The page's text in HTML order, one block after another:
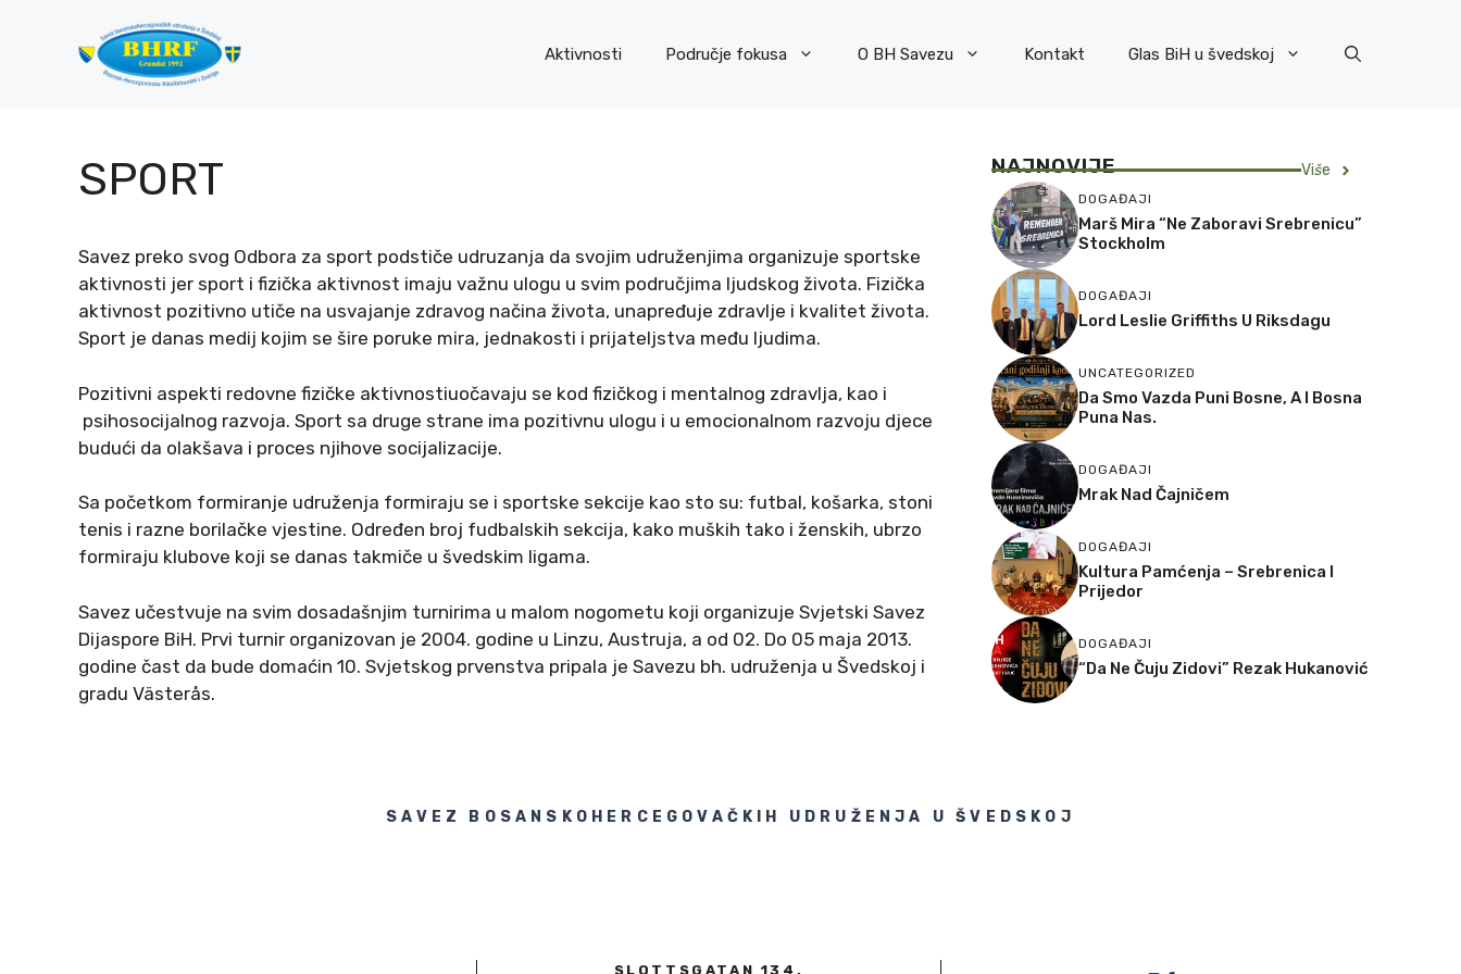
Aktivnosti Područje fokusa O BH Savezu Kontakt Glas BiH u švedskoj
SPORT
Savez preko svog Odbora za sport podstiče udruzanja da svojim udruženjima organizuje sportske
aktivnosti jer sport i fizička aktivnost imaju važnu ulogu u svim područjima ljudskog života. Fizička
aktivnost pozitivno utiče na usvajanje zdravog načina života, unapređuje zdravlje i kvalitet života.
Sport je danas medij kojim se šire poruke mira, jednakosti i prijateljstva među ljudima.
Pozitivni aspekti redovne fizičke aktivnostiuočavaju se kod fizičkog i mentalnog zdravlja, kao i
psihosocijalnog razvoja. Sport sa druge strane ima pozitivnu ulogu i u emocionalnom razvoju djece
budući da olakšava i proces njihove socijalizacije.
Sa početkom formiranje udruženja formiraju se i sportske sekcije kao sto su: futbal, košarka, stoni
tenis i razne borilačke vjestine. Određen broj fudbalskih sekcija, kako muških tako i ženskih, ubrzo
formiraju klubove koji se danas takmiče u švedskim ligama.
Savez učestvuje na svim dosadašnjim turnirima u malom nogometu koji organizuje Svjetski Savez
Dijaspore BiH. Prvi turnir organizovan je 2004. godine u Linzu, Austruja, a od 02. Do 05 maja 2013.
godine čast da bude domaćin 10. Svjetskog prvenstva pripala je Savezu bh. udruženja u Švedskoj i
gradu Västerås.
NAJNOVIJE Više
DOGAĐAJI
Marš Mira “Ne Zaboravi Srebrenicu”
Stockholm
DOGAĐAJI
Lord Leslie Griffiths U Riksdagu
UNCATEGORIZED
Da Smo Vazda Puni Bosne, A I Bosna
Puna Nas.
DOGAĐAJI
Mrak Nad Čajničem
DOGAĐAJI
Kultura Pamćenja – Srebrenica I
Prijedor
DOGAĐAJI
“Da Ne Čuju Zidovi” Rezak Hukanović
SAVEZ BOSANSKOHERCEGOVAČKIH UDRUŽENJA U ŠVEDSKOJ
SLOTTSGATAN 134,